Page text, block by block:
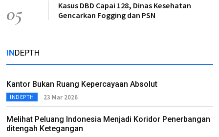
05
Kasus DBD Capai 128, Dinas Kesehatan
Gencarkan Fogging dan PSN
INDEPTH
Kantor Bukan Ruang Kepercayaan Absolut
INDEPTH 23 Mar 2026
Melihat Peluang Indonesia Menjadi Koridor Penerbangan
ditengah Ketegangan